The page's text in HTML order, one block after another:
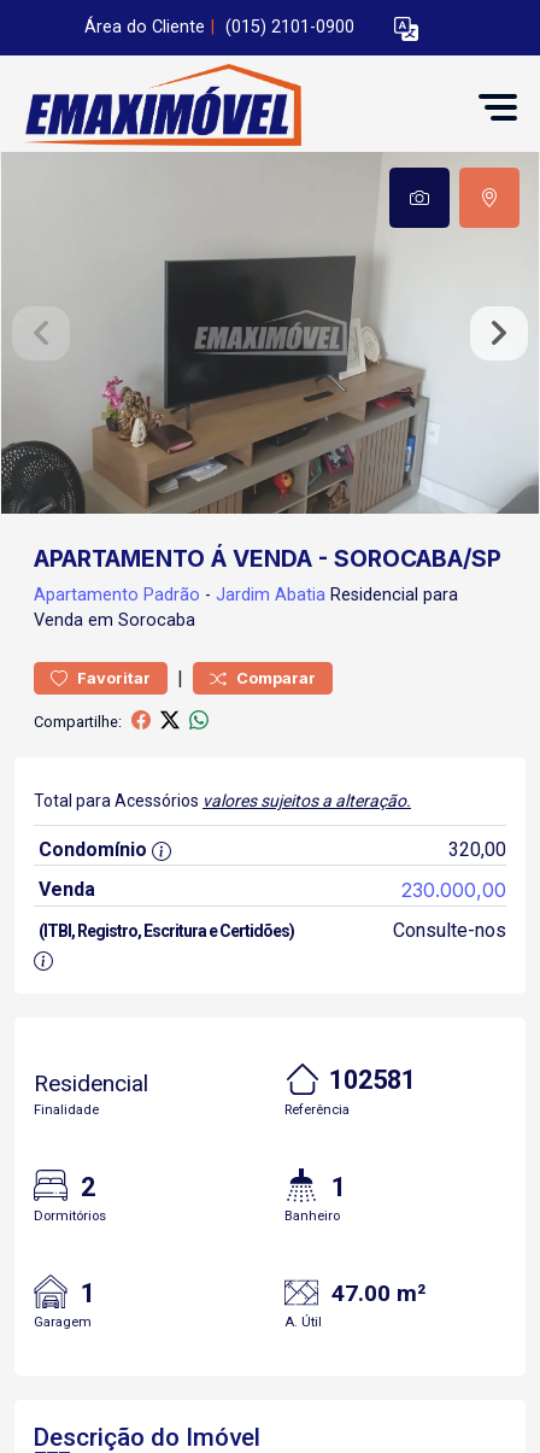
Área do Cliente (015) 2101-0900
APARTAMENTO Á VENDA - SOROCABA/SP
Apartamento Padrão - Jardim Abatia Residencial para
Venda em Sorocaba
Favoritar | Comparar
Compartilhe:
Total para Acessórios valores sujeitos a alteração.
Condomínio
320,00
Venda
230.000,00
(ITBI, Registro, Escritura e Certidões) Consulte-nos
Residencial
Finalidade
102581
Referência
2
Dormitórios
1
Banheiro
1
Garagem
47.00 m²
A. Útil
Descrição do Imóvel